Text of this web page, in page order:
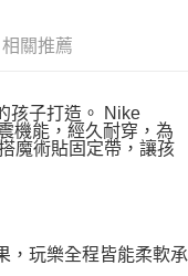
相關推薦
孩子打造。 Nike
機能，經久耐穿，為
魔術貼固定帶，讓孩
，玩樂全程皆能柔軟承